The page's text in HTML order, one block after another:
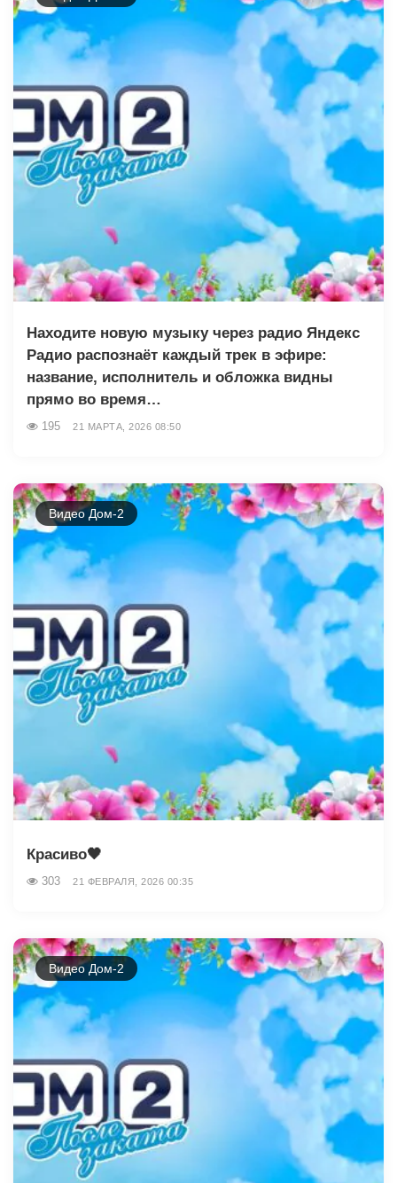
Находите новую музыку через радио Яндекс
Радио распознаёт каждый трек в эфире:
название, исполнитель и обложка видны
прямо во время…
195 21 МАРТА, 2026 08:50
Видео Дом-2
Красиво🖤
303 21 ФЕВРАЛЯ, 2026 00:35
Видео Дом-2